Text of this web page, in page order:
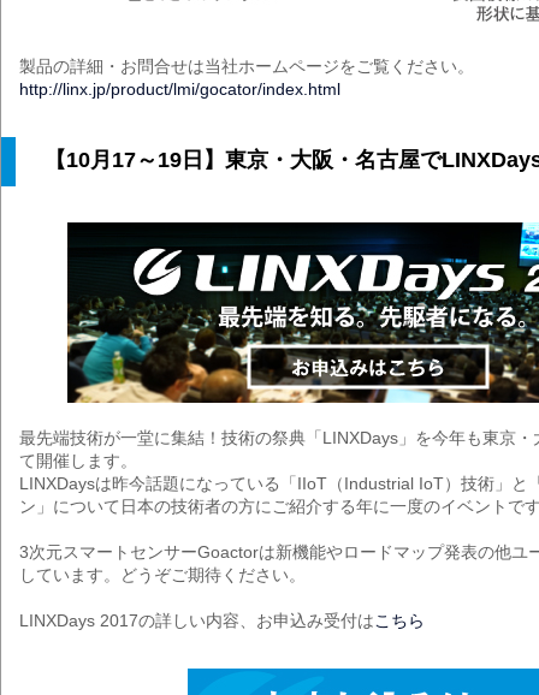
製品の詳細・お問合せは当社ホームページをご覧ください。
http://linx.jp/product/lmi/gocator/index.html
【10月17～19日】東京・大阪・名古屋で
最先端技術が一堂に集結！技術の祭典「LINXDays」を今年も東京
て開催します。
LINXDaysは昨今話題になっている「IIoT（Industrial IoT）技術」と
ン」について日本の技術者の方にご紹介する年に一度のイベントで
3次元スマートセンサーGoactorは新機能やロードマップ発表の他ユ
しています。どうぞご期待ください。
LINXDays 2017の詳しい内容、お申込み受付はこちら